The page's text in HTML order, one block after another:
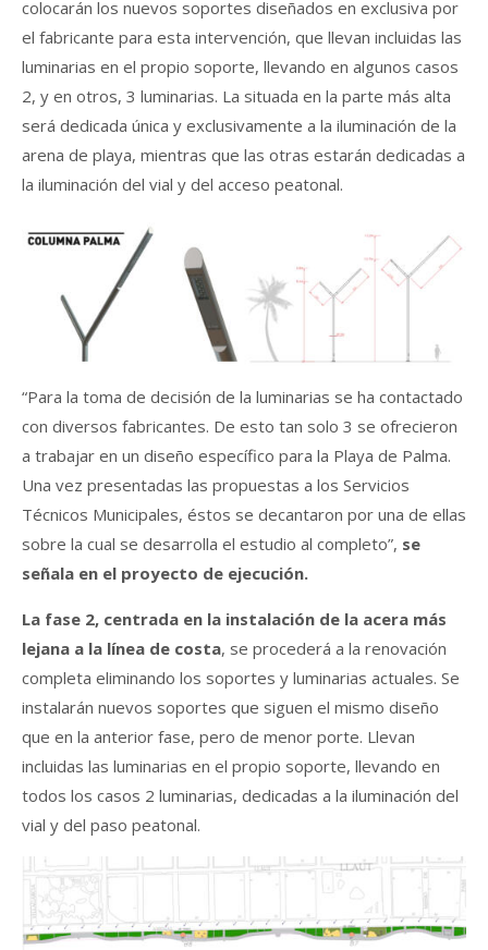
colocarán los nuevos soportes diseñados en exclusiva por
el fabricante para esta intervención, que llevan incluidas las
luminarias en el propio soporte, llevando en algunos casos
2, y en otros, 3 luminarias. La situada en la parte más alta
será dedicada única y exclusivamente a la iluminación de la
arena de playa, mientras que las otras estarán dedicadas a
la iluminación del vial y del acceso peatonal.
“Para la toma de decisión de la luminarias se ha contactado
con diversos fabricantes. De esto tan solo 3 se ofrecieron
a trabajar en un diseño específico para la Playa de Palma.
Una vez presentadas las propuestas a los Servicios
Técnicos Municipales, éstos se decantaron por una de ellas
sobre la cual se desarrolla el estudio al completo”, se
señala en el proyecto de ejecución.
La fase 2, centrada en la instalación de la acera más
lejana a la línea de costa, se procederá a la renovación
completa eliminando los soportes y luminarias actuales. Se
instalarán nuevos soportes que siguen el mismo diseño
que en la anterior fase, pero de menor porte. Llevan
incluidas las luminarias en el propio soporte, llevando en
todos los casos 2 luminarias, dedicadas a la iluminación del
vial y del paso peatonal.